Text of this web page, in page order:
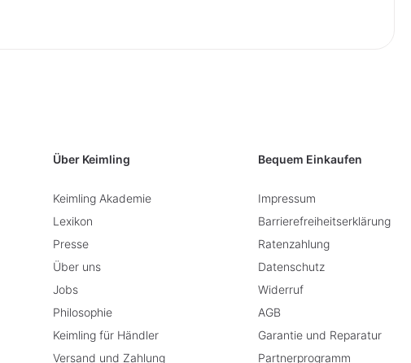
Über Keimling
Keimling Akademie
Lexikon
Presse
Über uns
Jobs
Philosophie
Keimling für Händler
Versand und Zahlung
Bequem Einkaufen
Impressum
Barrierefreiheitserklärung
Ratenzahlung
Datenschutz
Widerruf
AGB
Garantie und Reparatur
Partnerprogramm